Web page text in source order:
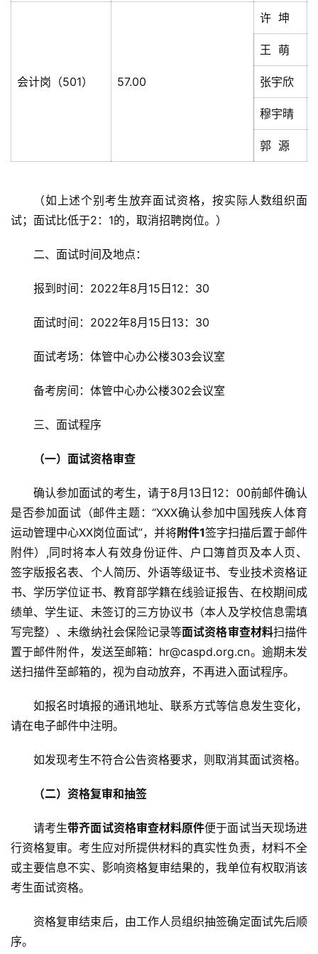
会计岗（501） 57.00
许 坤
王 萌
张宇欣
穆宇晴
郭 源
（如上述个别考生放弃面试资格，按实际人数组织面
试；面试比低于2：1的，取消招聘岗位。）
二、面试时间及地点：
报到时间：2022年8月15日12：30
面试时间：2022年8月15日13：30
面试考场：体管中心办公楼303会议室
备考房间：体管中心办公楼302会议室
三、面试程序
（一）面试资格审查
确认参加面试的考生，请于8月13日12：00前邮件确认
是否参加面试（邮件主题：“XXX确认参加中国残疾人体育
运动管理中心XX岗位面试”，并将附件1签字扫描后置于邮件
附件）,同时将本人有效身份证件、户口簿首页及本人页、
签字版报名表、个人简历、外语等级证书、专业技术资格证
书、学历学位证书、教育部学籍在线验证报告、在校期间成
绩单、学生证、未签订的三方协议书（本人及学校信息需填
写完整）、未缴纳社会保险记录等面试资格审查材料扫描件
置于邮件附件，发送至邮箱：hr@caspd.org.cn。逾期未发
送扫描件至邮箱的，视为自动放弃，不再进入面试程序。
如报名时填报的通讯地址、联系方式等信息发生变化，
请在电子邮件中注明。
如发现考生不符合公告资格要求，则取消其面试资格。
（二）资格复审和抽签
请考生带齐面试资格审查材料原件便于面试当天现场进
行资格复审。考生应对所提供材料的真实性负责，材料不全
或主要信息不实、影响资格复审结果的，我单位有权取消该
考生面试资格。
资格复审结束后，由工作人员组织抽签确定面试先后顺
序。